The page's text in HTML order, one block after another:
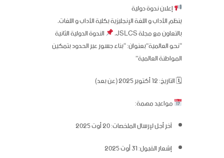
إعلان ندوة دولية
ينظم الأداب و اللغة الإنجليزية بكلية الأداب و اللغات،
بالتعاون مع مجلةJSLCS، الندوة الدولية الثانية
“نحو العالمية”بعنوان:“بناء جسور عبر الحدود بتمكين
المواطنة العالمية”
🗓التاريخ:
مواعيد مهمة:
آخر أجل لإرسال الملخصات: 20 أوت 2025
إشعار القبول: 31 أوت 2025